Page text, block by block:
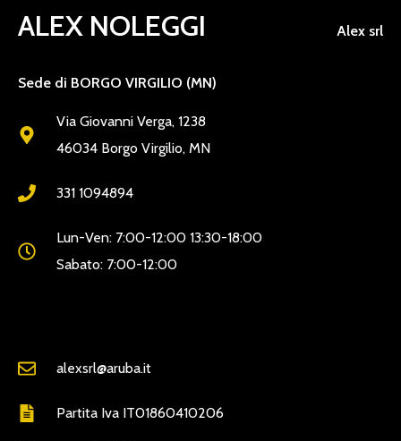
ALEX NOLEGGI Alex srl
Sede di BORGO VIRGILIO (MN)
Via Giovanni Verga, 1238
46034 Borgo Virgilio, MN
331 1094894
Lun-Ven: 7:00-12:00 13:30-18:00
Sabato: 7:00-12:00
alexsrl@aruba.it
Partita Iva IT01860410206